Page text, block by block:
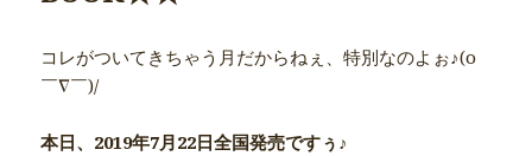
コレがついてきちゃう月だからねぇ、特別なのよぉ♪(o
￣∇￣)/
本日、2019年7月22日全国発売ですぅ♪